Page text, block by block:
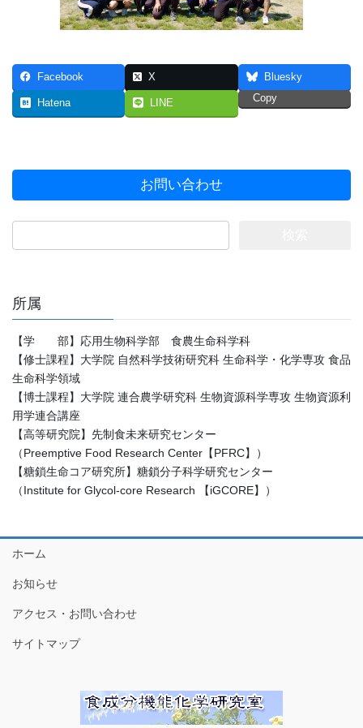
Facebook X Bluesky
Hatena LINE Copy
お問い合わせ
索:
所属
【学 部】応用生物科学部 食農生命科学科
【修士課程】大学院 自然科学技術研究科 生命科学・化学専攻 食品
生命科学領域
【博士課程】大学院 連合農学研究科 生物資源科学専攻 生物資源利
用学連合講座
【高等研究院】先制食未来研究センター
（Preemptive Food Research Center【PFRC】）
【糖鎖生命コア研究所】糖鎖分子科学研究センター
（Institute for Glycol-core Research 【iGCORE】）
ホーム
お知らせ
アクセス・お問い合わせ
サイトマップ